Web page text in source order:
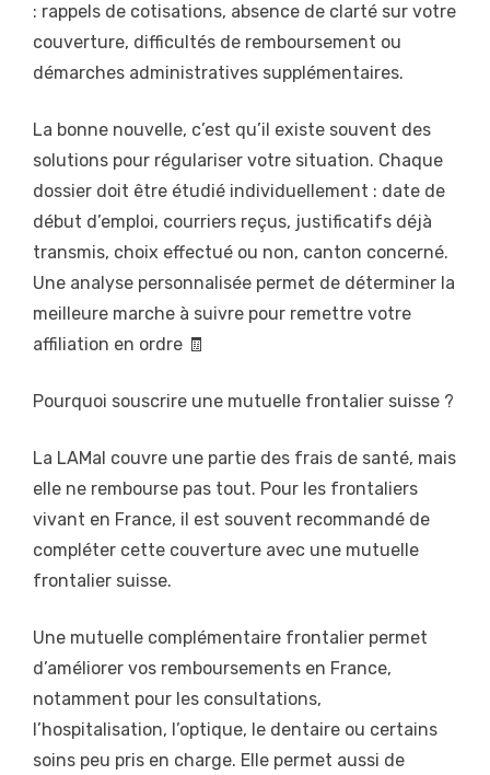
: rappels de cotisations, absence de clarté sur votre
couverture, difficultés de remboursement ou
démarches administratives supplémentaires.
La bonne nouvelle, c’est qu’il existe souvent des
solutions pour régulariser votre situation. Chaque
dossier doit être étudié individuellement : date de
début d’emploi, courriers reçus, justificatifs déjà
transmis, choix effectué ou non, canton concerné.
Une analyse personnalisée permet de déterminer la
meilleure marche à suivre pour remettre votre
affiliation en ordre 🧾
Pourquoi souscrire une mutuelle frontalier suisse ?
La LAMal couvre une partie des frais de santé, mais
elle ne rembourse pas tout. Pour les frontaliers
vivant en France, il est souvent recommandé de
compléter cette couverture avec une mutuelle
frontalier suisse.
Une mutuelle complémentaire frontalier permet
d’améliorer vos remboursements en France,
notamment pour les consultations,
l’hospitalisation, l’optique, le dentaire ou certains
soins peu pris en charge. Elle permet aussi de